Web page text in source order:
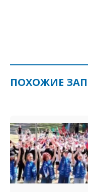
ПОХОЖИЕ